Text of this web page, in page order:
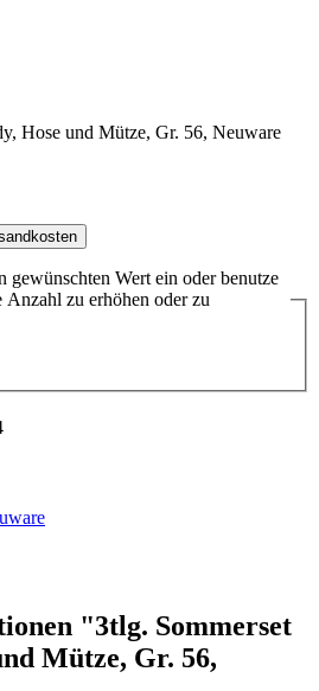
Wert ein oder benutze
zu erhöhen oder zu
"3tlg. Sommerset
Mütze, Gr. 56,